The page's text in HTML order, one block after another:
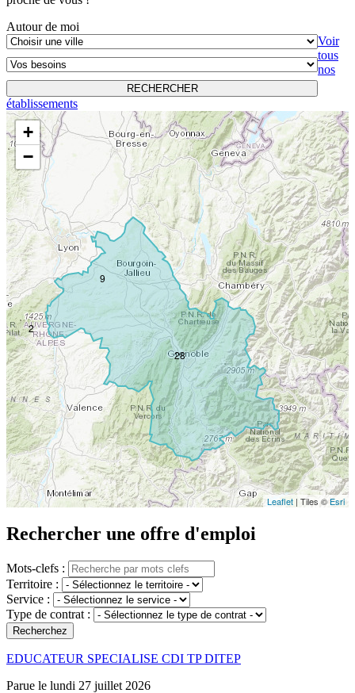
Autour de moi
RECHERCHER
Voir
tous
nos
établissements
2
9
28
+
−
Leaflet | Tiles © Esri
Rechercher une offre d'emploi
Mots-clefs :
Territoire :
Service :
Type de contrat :
Recherchez
EDUCATEUR SPECIALISE CDI TP DITEP
Parue le lundi 27 juillet 2026